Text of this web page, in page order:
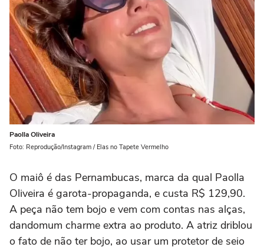
Paolla Oliveira
Foto: Reprodução/Instagram / Elas no Tapete Vermelho
O maiô é das Pernambucas, marca da qual Paolla
Oliveira é garota-propaganda, e custa R$ 129,90.
A peça não tem bojo e vem com contas nas alças,
dandomum charme extra ao produto. A atriz driblou
o fato de não ter bojo, ao usar um protetor de seio